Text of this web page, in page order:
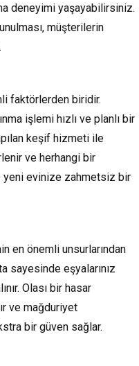
deneyimi yaşayabilirsiniz.
müşterilerin
faktörlerden biridir.
işlemi hızlı ve planlı bir
keşif hizmeti ile
ve herhangi bir
yeni evinize zahmetsiz bir
en önemli unsurlarından
sayesinde eşyalarınız
Olası bir hasar
ve mağduriyet
bir güven sağlar.